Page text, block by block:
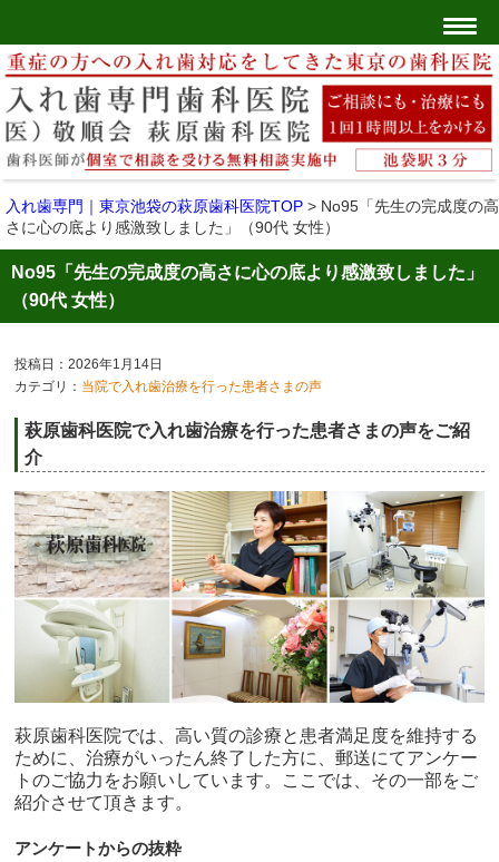
入れ歯専門｜東京池袋の萩原歯科医院TOP > No95「先生の完成度の高
さに心の底より感激致しました」（90代 女性）
No95「先生の完成度の高さに心の底より感激致しました」
（90代 女性）
投稿日：2026年1月14日
カテゴリ： 当院で入れ歯治療を行った患者さまの声
萩原歯科医院で入れ歯治療を行った患者さまの声をご紹
介
萩原歯科医院では、高い質の診療と患者満足度を維持する
ために、治療がいったん終了した方に、郵送にてアンケー
トのご協力をお願いしています。ここでは、その一部をご
紹介させて頂きます。
アンケートからの抜粋